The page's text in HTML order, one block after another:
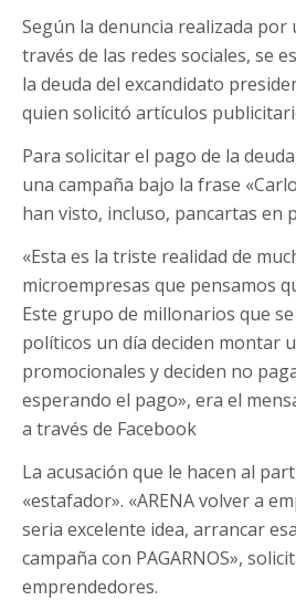
Según la denuncia realizada por
través de las redes sociales, se
la deuda del excandidato
quien solicitó artículos
Para solicitar el pago de la
una campaña bajo la frase
han visto, incluso, pancartas en
«Esta es la triste realidad de
microempresas que pensamos
Este grupo de millonarios que
políticos un día deciden montar
promocionales y deciden no
esperando el pago», era el
a través de Facebook
La acusación que le hacen al
«estafador». «ARENA volver a
seria excelente idea, arrancar
campaña con PAGARNOS»,
emprendedores.